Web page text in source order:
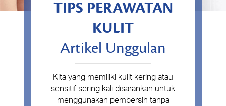
TIPS PERAWATAN
KULIT
Artikel Unggulan
Kita yang memiliki kulit kering atau
sensitif sering kali disarankan untuk
menggunakan pembersih tanpa